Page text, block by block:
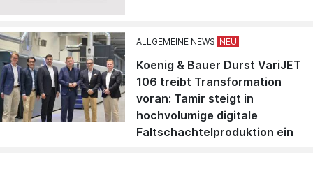
ALLGEMEINE NEWS
Koenig & Bauer Durst VariJET
106 treibt Transformation
voran: Tamir steigt in
hochvolumige digitale
Faltschachtelproduktion ein